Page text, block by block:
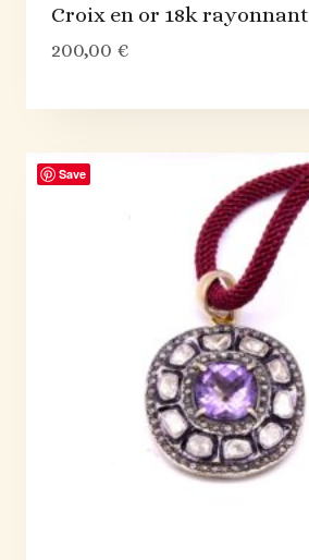
Croix en or 18k rayonnant
200,00 €
Save